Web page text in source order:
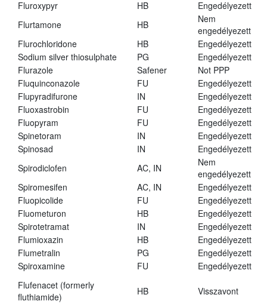
Fluroxypyr
HB
Engedélyezett
Flurtamone
HB
Nem
engedélyezett
Flurochloridone
HB
Engedélyezett
Sodium silver thiosulphate
PG
Engedélyezett
Flurazole
Safener
Not PPP
Fluquinconazole
FU
Engedélyezett
Flupyradifurone
IN
Engedélyezett
Fluoxastrobin
FU
Engedélyezett
Fluopyram
FU
Engedélyezett
Spinetoram
IN
Engedélyezett
Spinosad
IN
Engedélyezett
Spirodiclofen
AC, IN
Nem
engedélyezett
Spiromesifen
AC, IN
Engedélyezett
Fluopicolide
FU
Engedélyezett
Fluometuron
HB
Engedélyezett
Spirotetramat
IN
Engedélyezett
Flumioxazin
HB
Engedélyezett
Flumetralin
PG
Engedélyezett
Spiroxamine
FU
Engedélyezett
Flufenacet (formerly
fluthiamide)
HB Visszavont